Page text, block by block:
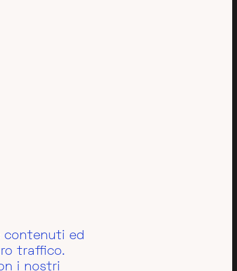
contenuti ed
traffico.
i nostri